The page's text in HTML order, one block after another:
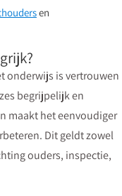
en
onderwijs is vertrouwen
begrijpelijk en
maakt het eenvoudiger
Dit geldt zowel
ouders, inspectie,